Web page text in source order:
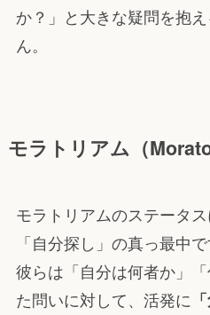
か？」と大きな疑問を抱
ん。
モラトリアム（
モラトリアムのステータ
「自分探し」の真っ最中で
彼らは「自分は何者か」
た問いに対して、活発に